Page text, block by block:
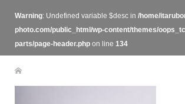
Warning: Undefined variable $desc in /home/
photo.com/public_html/wp-content/themes/
parts/page-header.phpon line 134